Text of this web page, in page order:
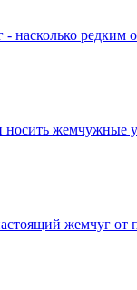
насколько редким
носить жемчужные
жемчуг от